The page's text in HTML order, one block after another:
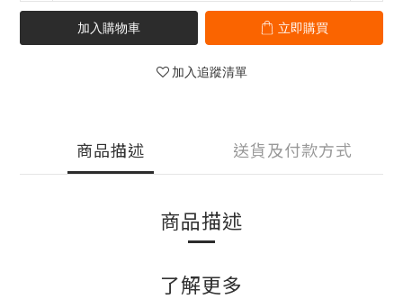
加入購物車 立即購買
加入追蹤清單
商品描述 送貨及付款方式
商品描述
了解更多